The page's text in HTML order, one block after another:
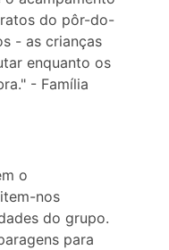
- as crianças
enquanto os
- Família
o
nos
do grupo.
para
não